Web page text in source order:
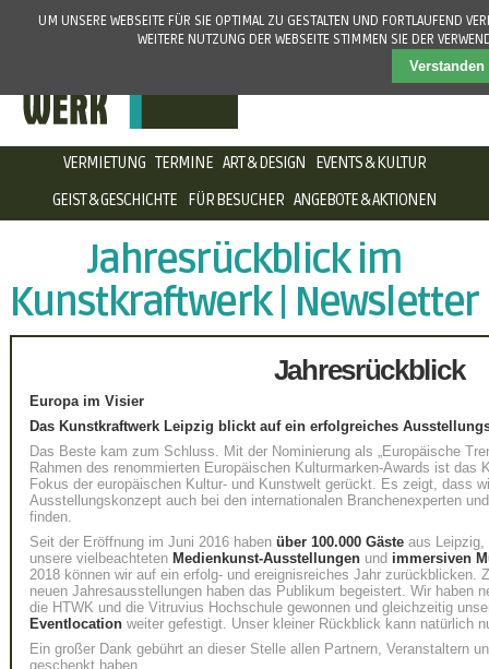
NAVIGATION
VERMIETUNG TERMINE ART & DESIGN
EVENTS & KULTUR
GEIST & GESCHICHTE
FÜR BESUCHER ANGEBOTE & AKTIONEN
Jahresrückblick im
Kunstkraftwerk | Newsletter
Jahresrückblick
Europa im Visier
Das Kunstkraftwerk Leipzig blickt auf ein erfolgreiches
Das Beste kam zum Schluss. Mit der Nominierung als „Europäische
Rahmen des renommierten Europäischen Kulturmarken-Awards ist das
Fokus der europäischen Kultur- und Kunstwelt gerückt. Es zeigt, dass
Ausstellungskonzept auch bei den internationalen Branchenexperten
finden.
Seit der Eröffnung im Juni 2016 haben über 100.000 Gäste aus Leipzig,
unsere vielbeachteten Medienkunst-Ausstellungen und immersiven
2018 können wir auf ein erfolg- und ereignisreiches Jahr zurückblicken.
neuen Jahresausstellungen haben das Publikum begeistert. Wir haben
die HTWK und die Vitruvius Hochschule gewonnen und gleichzeitig
Eventlocation weiter gefestigt. Unser kleiner Rückblick kann natürlich
Ein großer Dank gebührt an dieser Stelle allen Partnern, Veranstaltern
geschenkt haben.
UM UNSERE WEBSEITE FÜR SIE OPTIMAL ZU GESTALTEN UND FORTLAUFEND
WEITERE NUTZUNG DER WEBSEITE STIMMEN SIE DER
Verstanden